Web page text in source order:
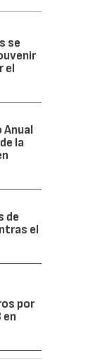
se
el
Anual
la
de
el
por
en